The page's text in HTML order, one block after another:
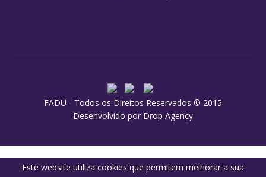
FADU - Todos os Direitos Reservados © 2015
Desenvolvido por Drop Agency
Este website utiliza cookies que permitem melhorar a sua